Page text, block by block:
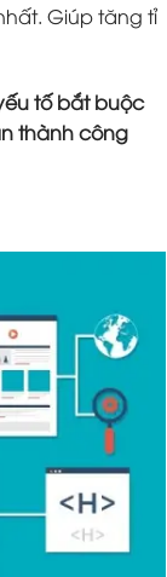
Giúp tăng tỉ
tố bắt buộc
thành công